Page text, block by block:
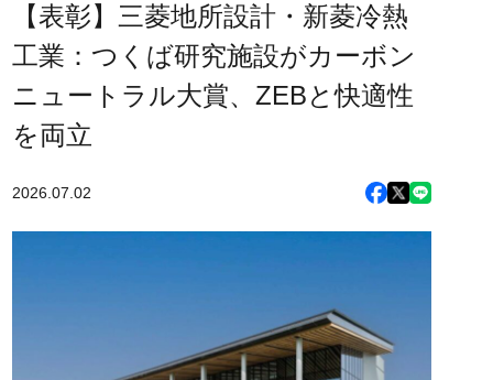
【表彰】三菱地所設計・新菱冷熱
工業：つくば研究施設がカーボン
ニュートラル大賞、ZEBと快適性
を両立
2026.07.02